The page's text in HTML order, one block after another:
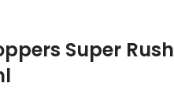
Super Rush